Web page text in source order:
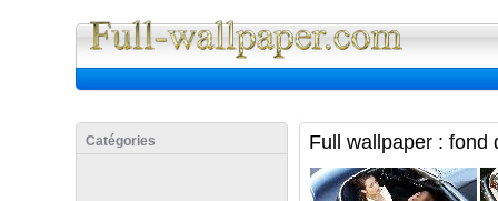
Catégories Full wallpaper : fond